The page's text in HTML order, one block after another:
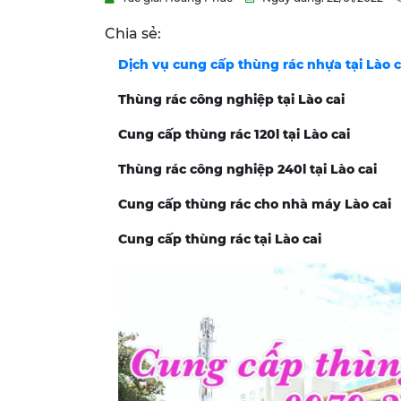
Chia sẻ:
Dịch vụ cung cấp thùng rác nhựa tại Lào
Thùng rác công nghiệp tại Lào cai
Cung cấp thùng rác 120l tại Lào cai
Thùng rác công nghiệp 240l tại Lào cai
Cung cấp thùng rác cho nhà máy Lào cai
Cung cấp thùng rác tại Lào cai